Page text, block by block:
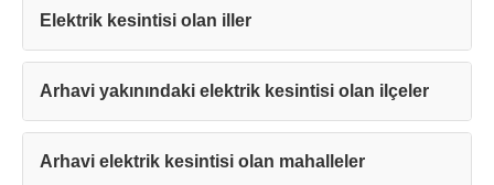
Elektrik kesintisi olan iller
Arhavi yakınındaki elektrik kesintisi olan ilçeler
Arhavi elektrik kesintisi olan mahalleler
sürede sizinle iletişime geçilecektir.
Kapat